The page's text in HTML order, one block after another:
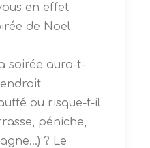
en effet
de Noël
soirée aura-t-
ou risque-t-il
péniche,
? Le